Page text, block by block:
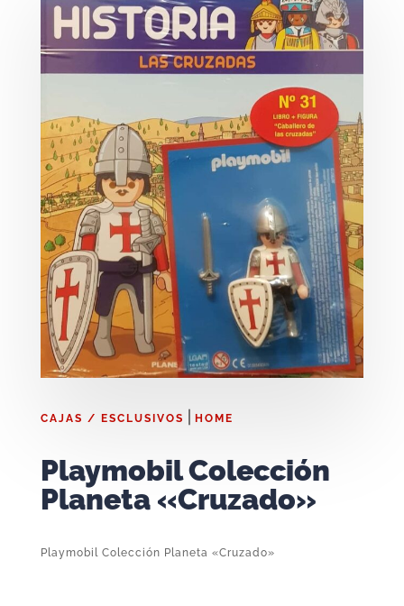
CAJAS / ESCLUSIVOS HOME
Playmobil Colección
Planeta «Cruzado»
Playmobil Colección Planeta «Cruzado»